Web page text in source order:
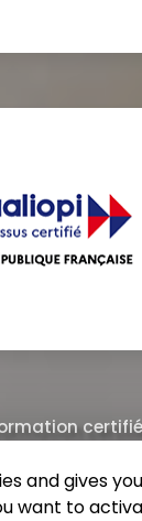
certifié
and gives
want to